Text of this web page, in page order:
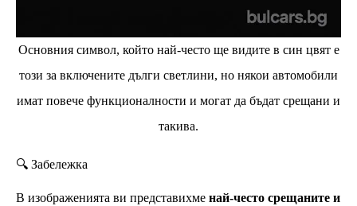
Основния символ, който най-често ще видите в син цвят е
този за включените дълги светлини, но някои автомобили
имат повече функционалности и могат да бъдат срещани и
такива.
🔍 Забележка
В изображенията ви представихме най-често срещаните и